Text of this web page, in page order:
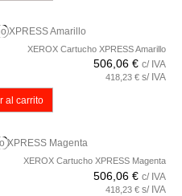
XEROX Cartucho XPRESS Amarillo
506,06 € c/ IVA
418,23 € s/ IVA
al carrito
XEROX Cartucho XPRESS Magenta
506,06 € c/ IVA
418,23 € s/ IVA